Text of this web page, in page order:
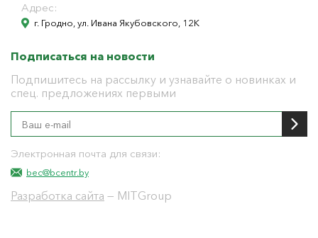
Адрес:
г. Гродно, ул. Ивана Якубовского, 12К
Подписаться на новости
Подпишитесь на рассылку и узнавайте о новинках и
спец. предложениях первыми
Электронная почта для связи:
bec@bcentr.by
Разработка сайта — MITGroup